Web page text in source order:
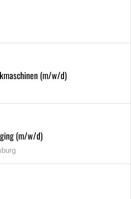
(m/w/d)
(m/w/d)